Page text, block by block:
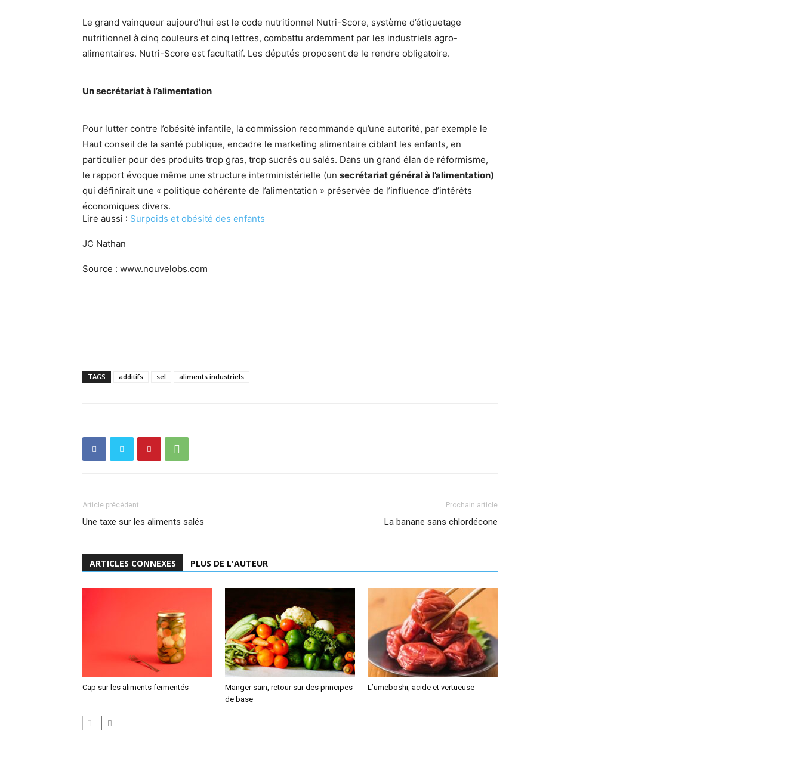
Le grand vainqueur aujourd’hui est le code nutritionnel Nutri-Score, système d’étiquetage
nutritionnel à cinq couleurs et cinq lettres, combattu ardemment par les industriels agro-
alimentaires. Nutri-Score est facultatif. Les députés proposent de le rendre obligatoire.
Un secrétariat à l’alimentation
Pour lutter contre l’obésité infantile, la commission recommande qu’une autorité, par exemple le
Haut conseil de la santé publique, encadre le marketing alimentaire ciblant les enfants, en
particulier pour des produits trop gras, trop sucrés ou salés. Dans un grand élan de réformisme,
le rapport évoque même une structure interministérielle (un secrétariat général à l’alimentation)
qui définirait une « politique cohérente de l’alimentation » préservée de l’influence d’intérêts
économiques divers.
Lire aussi : Surpoids et obésité des enfants
JC Nathan
Source : www.nouvelobs.com
TAGS additifs sel aliments industriels
Article précédent
Une taxe sur les aliments salés
Prochain article
La banane sans chlordécone
ARTICLES CONNEXES PLUS DE L'AUTEUR
Cap sur les aliments fermentés
Manger sain, retour sur des principes
de base
L’umeboshi, acide et vertueuse